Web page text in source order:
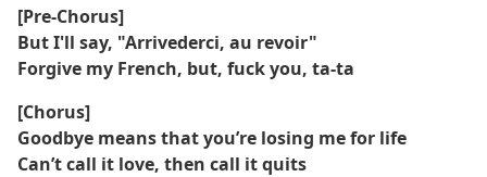
[Pre-Chorus]
But I'll say, "Arrivederci, au revoir"
Forgive my French, but, fuck you, ta-ta
[Chorus]
Goodbye means that you’re losing me for life
Can’t call it love, then call it quits